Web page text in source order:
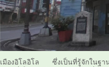
เมืองอิโลอิโล ซึ่งเป็นที่รู้จักในฐา